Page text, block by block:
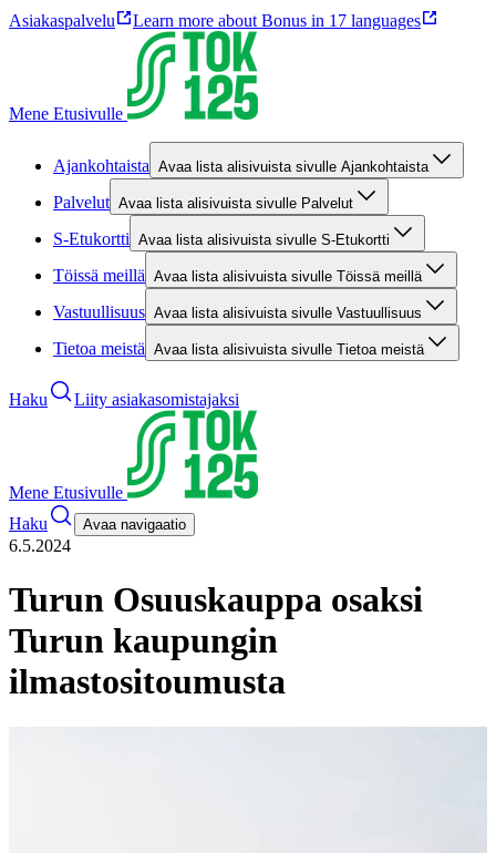
Asiakaspalvelu Learn more about Bonus in 17 languages
Mene Etusivulle
Ajankohtaista Avaa lista alisivuista sivulle Ajankohtaista
Palvelut Avaa lista alisivuista sivulle Palvelut
S-Etukortti Avaa lista alisivuista sivulle S-Etukortti
Töissä meillä Avaa lista alisivuista sivulle Töissä meillä
Vastuullisuus Avaa lista alisivuista sivulle Vastuullisuus
Tietoa meistä Avaa lista alisivuista sivulle Tietoa meistä
Haku Liity asiakasomistajaksi
Mene Etusivulle
Haku
Avaa navigaatio
6.5.2024
Turun Osuuskauppa osaksi
Turun kaupungin
ilmastositoumusta